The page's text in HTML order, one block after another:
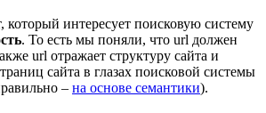
интересует поисковую систему
. То есть мы поняли, что url должен
url отражает структуру сайта и
сайта в глазах поисковой системы
– на основе семантики).